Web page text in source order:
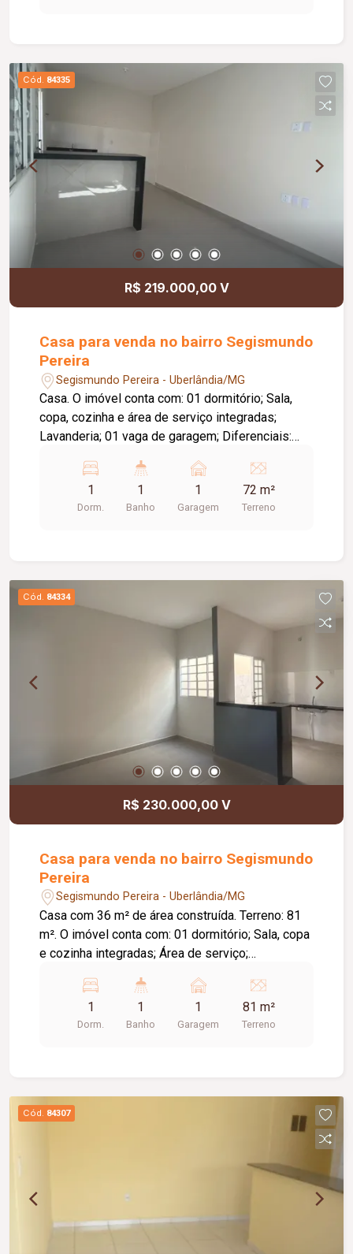
Cód. 84335
R$ 219.000,00 V
Casa para venda no bairro Segismundo
Pereira
Segismundo Pereira - Uberlândia/MG
Casa. O imóvel conta com: 01 dormitório; Sala,
copa, cozinha e área de serviço integradas;
Lavanderia; 01 vaga de garagem; Diferenciais:
Ambientes integrados, proporcionando melhor
aproveitamento dos espaços.
1
Dorm.
1
Banho
1
Garagem
72 m²
Terreno
Cód. 84334
R$ 230.000,00 V
Casa para venda no bairro Segismundo
Pereira
Segismundo Pereira - Uberlândia/MG
Casa com 36 m² de área construída. Terreno: 81
m². O imóvel conta com: 01 dormitório; Sala, copa
e cozinha integradas; Área de serviço;
Ambientes integrados, proporcionando melhor
aproveitamento dos espaços.
1
Dorm.
1
Banho
1
Garagem
81 m²
Terreno
Cód. 84307